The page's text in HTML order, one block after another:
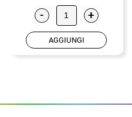
- +
AGGIUNGI